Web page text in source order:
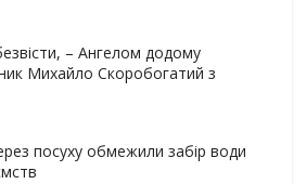
– Ангелом додому
Михайло Скоробогатий з
посуху обмежили забір води